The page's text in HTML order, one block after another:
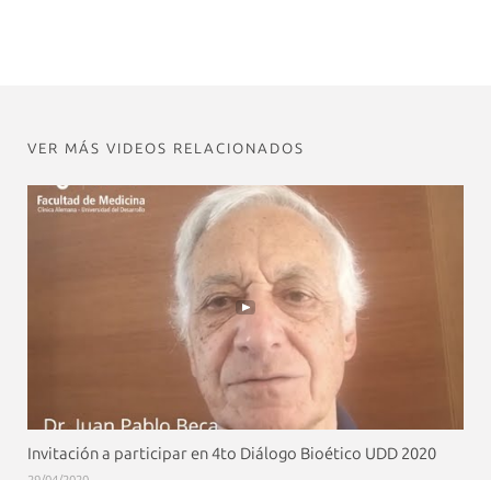
VER MÁS VIDEOS RELACIONADOS
Invitación a participar en 4to Diálogo Bioético UDD 2020